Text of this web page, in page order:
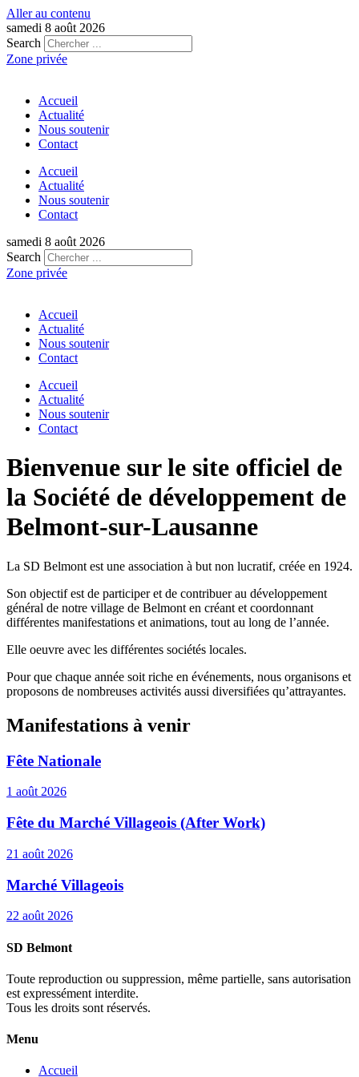
Aller au contenu
samedi 8 août 2026
Search
Zone privée
Accueil
Actualité
Nous soutenir
Contact
Accueil
Actualité
Nous soutenir
Contact
samedi 8 août 2026
Search
Zone privée
Accueil
Actualité
Nous soutenir
Contact
Accueil
Actualité
Nous soutenir
Contact
Bienvenue sur le site officiel de
la Société de développement de
Belmont-sur-Lausanne
La SD Belmont est une association à but non lucratif, créée en 1924.
Son objectif est de participer et de contribuer au développement
général de notre village de Belmont en créant et coordonnant
différentes manifestations et animations, tout au long de l’année.
Elle oeuvre avec les différentes sociétés locales.
Pour que chaque année soit riche en événements, nous organisons et
proposons de nombreuses activités aussi diversifiées qu’attrayantes.
Manifestations à venir
Fête Nationale
1 août 2026
Fête du Marché Villageois (After Work)
21 août 2026
Marché Villageois
22 août 2026
SD Belmont
Toute reproduction ou suppression, même partielle, sans autorisation
est expressément interdite.
Tous les droits sont réservés.
Menu
Accueil